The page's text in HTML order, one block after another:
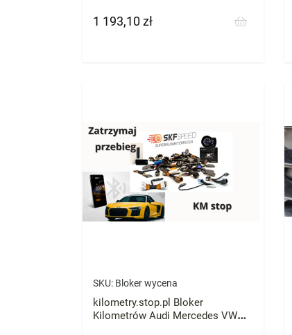
Cena
1 193,10 zł
SKU: Bloker wycena
kilometry.stop.pl Bloker
Kilometrów Audi Mercedes VW